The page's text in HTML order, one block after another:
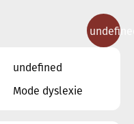
CONTACT
undefined
Mode dyslexie